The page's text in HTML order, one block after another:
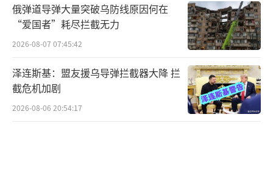
俄弹道导弹大量突破乌防线原因何在
“爱国者”耗尽拦截无力
2026-08-07 07:45:42
泽连斯基：盟友援乌导弹拦截器大降 拦
截危机加剧
2026-08-06 20:54:17